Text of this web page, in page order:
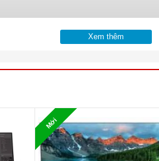
Xem thêm
Mới